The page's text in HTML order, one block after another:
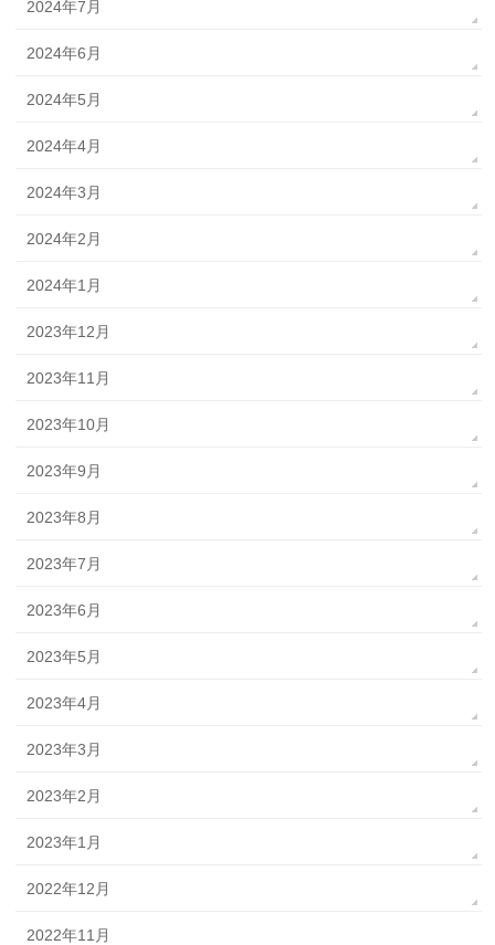
2024年7月
2024年6月
2024年5月
2024年4月
2024年3月
2024年2月
2024年1月
2023年12月
2023年11月
2023年10月
2023年9月
2023年8月
2023年7月
2023年6月
2023年5月
2023年4月
2023年3月
2023年2月
2023年1月
2022年12月
2022年11月